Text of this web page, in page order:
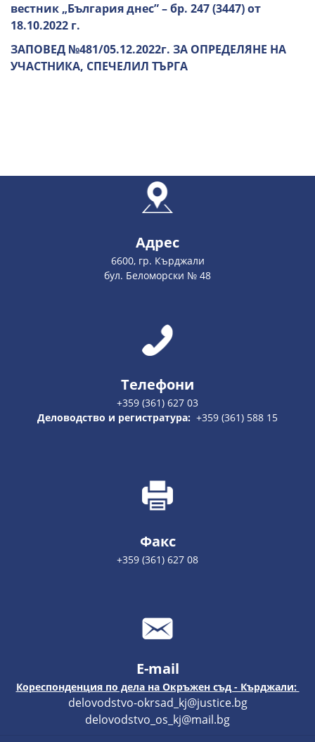
вестник „България днес” – бр. 247(3447) от
18.10.2022 г.
ЗАПОВЕД №481/05.12.2022г. ЗА ОПРЕДЕЛЯНЕ НА
УЧАСТНИКА, СПЕЧЕЛИЛ ТЪРГА
Адрес
6600, гр. Кърджали
бул. Беломорски № 48
Телефони
+359 (361) 627 03
Деловодство и регистратура: +359 (361) 588 15
Факс
+359 (361) 627 08
E-mail
Кореспонденция по дела на Окръжен съд - Кърджали:
delovodstvo-okrsad_kj@justice.bg
delovodstvo_os_kj@mail.bg